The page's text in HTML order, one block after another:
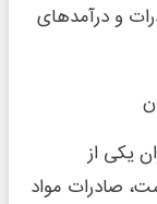
و درآمدهای
یکی از
صادرات مواد